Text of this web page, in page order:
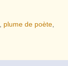
plume de poète